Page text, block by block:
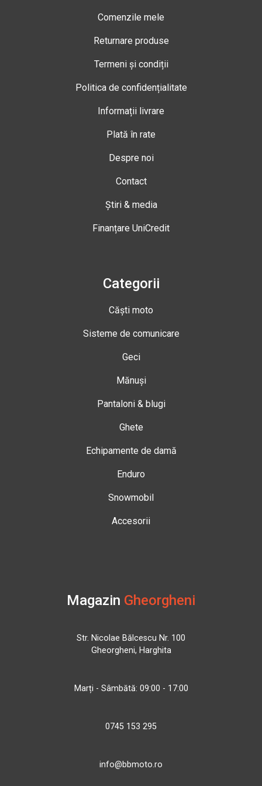
Comenzile mele
Returnare produse
Termeni și condiții
Politica de confidențialitate
Informații livrare
Plată în rate
Despre noi
Contact
Știri & media
Finanțare UniCredit
Categorii
Căști moto
Sisteme de comunicare
Geci
Mănuși
Pantaloni & blugi
Ghete
Echipamente de damă
Enduro
Snowmobil
Accesorii
Magazin Gheorgheni
Str. Nicolae Bălcescu Nr. 100
Gheorgheni, Harghita
Marți - Sâmbătă: 09:00 - 17:00
0745 153 295
info@bbmoto.ro